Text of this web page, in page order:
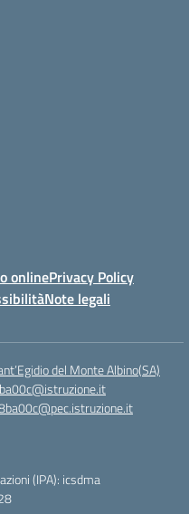
onlinePrivacy Policy
Note legali
del Monte Albino(SA)
(IPA): icsdma